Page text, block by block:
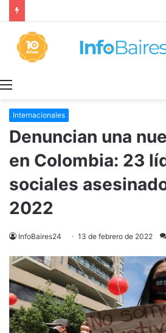
Internacionales
Denuncian una
en Colombia: 23
sociales
2022
InfoBaires24 13 de febrero de 2022